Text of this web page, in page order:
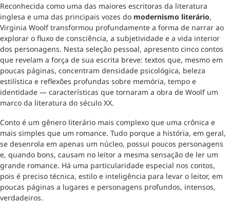
Reconhecida como uma das maiores escritoras da literatura
inglesa e uma das principais vozes do modernismo literário,
Virginia Woolf transformou profundamente a forma de narrar ao
explorar o fluxo de consciência, a subjetividade e a vida interior
dos personagens. Nesta seleção pessoal, apresento cinco contos
que revelam a força de sua escrita breve: textos que, mesmo em
poucas páginas, concentram densidade psicológica, beleza
estilística e reflexões profundas sobre memória, tempo e
identidade — características que tornaram a obra de Woolf um
marco da literatura do século XX.
Conto é um gênero literário mais complexo que uma crônica e
mais simples que um romance. Tudo porque a história, em geral,
se desenrola em apenas um núcleo, possui poucos personagens
e, quando bons, causam no leitor a mesma sensação de ler um
grande romance. Há uma particularidade especial nos contos,
pois é preciso técnica, estilo e inteligência para levar o leitor, em
poucas páginas a lugares e personagens profundos, intensos,
verdadeiros.